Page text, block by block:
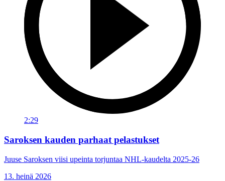
2:29
Saroksen kauden parhaat pelastukset
Juuse Saroksen viisi upeinta torjuntaa NHL-kaudelta 2025-26
13. heinä 2026